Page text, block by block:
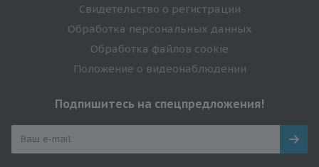
Свидетельство о регистрации
Обработка персональных данных
Обработка файлов cookie
Положение о видеонаблюдении
Подпишитесь на спецпредложения!